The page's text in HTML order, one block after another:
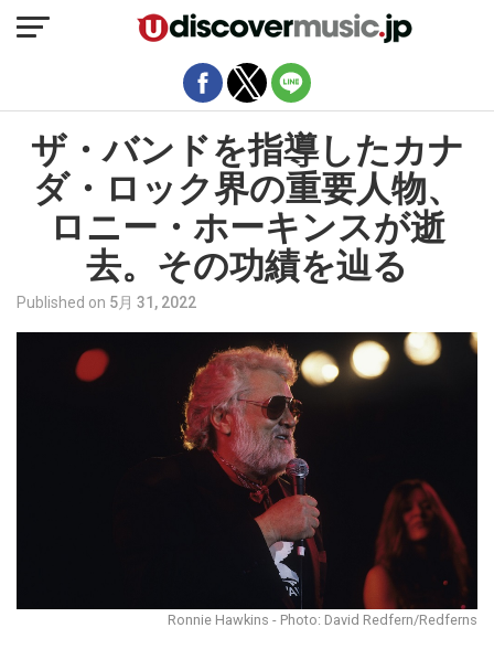
ザ・バンドを指導したカナ
ダ・ロック界の重要人物、
ロニー・ホーキンスが逝
去。その功績を辿る
Published on 5月 31, 2022
Ronnie Hawkins - Photo: David Redfern/Redferns
モバイルバージョンを終了